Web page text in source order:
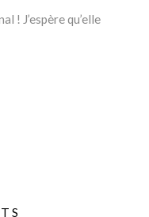
! J’espère qu’elle